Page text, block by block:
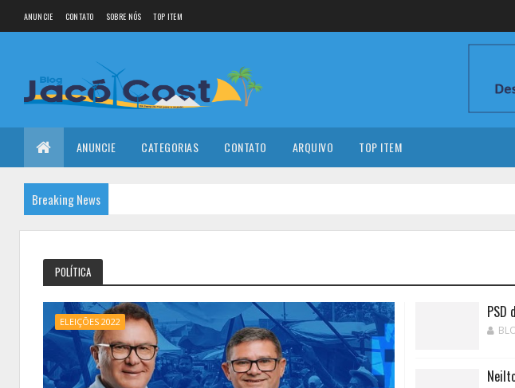
ANUNCIE CONTATO SOBRE NÓS TOP ITEM
ANUNCIE CATEGORIAS CONTATO ARQUIVO TOP ITEM
Breaking News
POLÍTICA
ELEIÇÕES 2022
PSD